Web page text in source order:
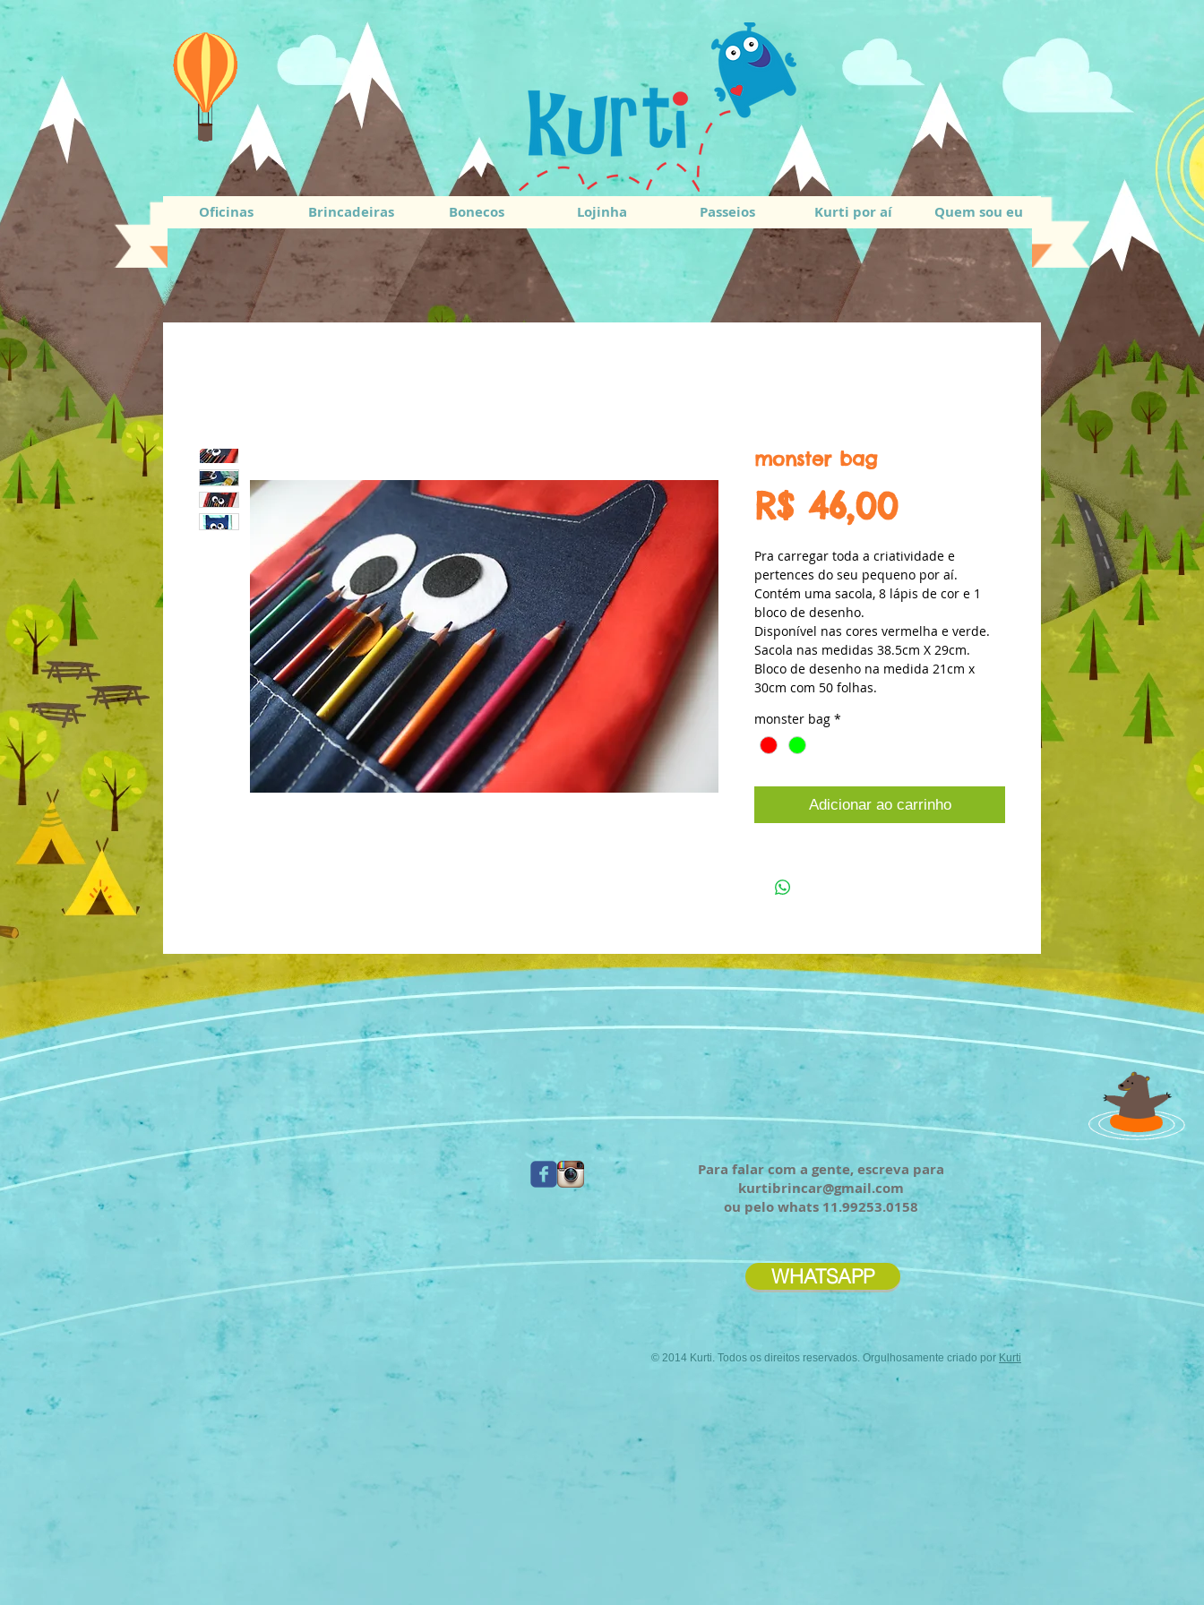
monster bag
R$ 46,00Preço
Pra carregar toda a criatividade e
pertences do seu pequeno por aí.
Contém uma sacola, 8 lápis de cor e 1
bloco de desenho.
Disponível nas cores vermelha e verde.
Sacola nas medidas 38.5cm X 29cm.
Bloco de desenho na medida 21cm x
30cm com 50 folhas.
monster bag *
Adicionar ao carrinho
Oficinas Brincadeiras Bonecos Lojinha Passeios Kurti por aí Quem sou eu
Para falar com a gente, escreva para
kurtibrincar@gmail.com
ou pelo whats 11.99253.0158
WHATSAPP
© 2014 Kurti. Todos os direitos reservados. Orgulhosamente criado por Kurti